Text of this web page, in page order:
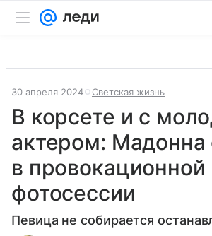
30 апреля 2024 Светская жизнь
В корсете и с
актером: Мадонна
в провокационной
фотосессии
Певица не собирается